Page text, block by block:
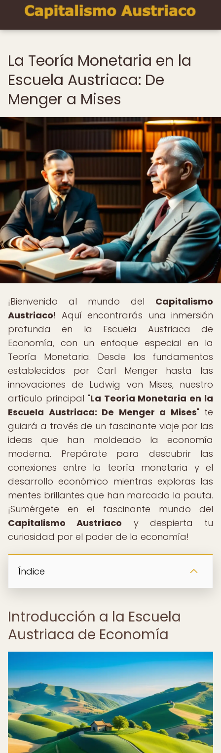
La Teoría Monetaria en la
Escuela Austriaca: De
Menger a Mises
¡Bienvenido al mundo del Capitalismo
Austriaco! Aquí encontrarás una inmersión
profunda en la Escuela Austriaca de
Economía, con un enfoque especial en la
Teoría Monetaria. Desde los fundamentos
establecidos por Carl Menger hasta las
innovaciones de Ludwig von Mises, nuestro
artículo principal "La Teoría Monetaria en la
Escuela Austriaca: De Menger a Mises" te
guiará a través de un fascinante viaje por las
ideas que han moldeado la economía
moderna. Prepárate para descubrir las
conexiones entre la teoría monetaria y el
desarrollo económico mientras exploras las
mentes brillantes que han marcado la pauta.
¡Sumérgete en el fascinante mundo del
Capitalismo Austriaco y despierta tu
curiosidad por el poder de la economía!
Índice
Introducción a la Escuela
Austriaca de Economía